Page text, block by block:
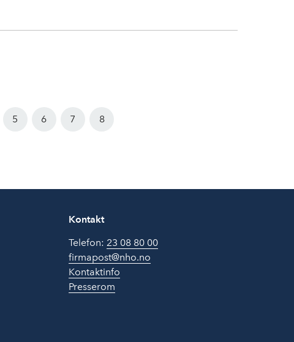
5 6 7 8
Kontakt
Telefon: 23 08 80 00
firmapost@nho.no
Kontaktinfo
Presserom